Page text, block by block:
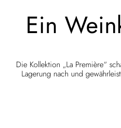
Ein
Die Kollektion „La Première“
Lagerung nach und